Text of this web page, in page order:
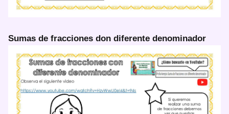
Sumas de fracciones don diferente denominador